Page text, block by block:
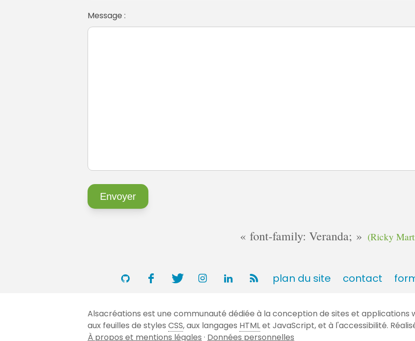
Message :
font-family: Veranda; (Ricky
plan du site contact
Alsacréations est une communauté dédiée à la conception de sites et applications
aux feuilles de styles CSS, aux langages HTMLet JavaScript, et à l'accessibilité.
À propos et mentions légales · Données personnelles